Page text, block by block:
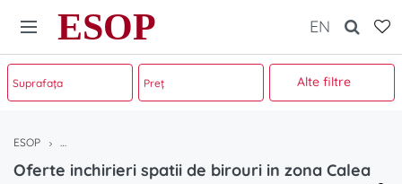
ESOP EN
Alte filtre
ESOP Oferte inchirieri spatii de birouri in zona Calea Calarasilor Bucuresti
Oferte inchirieri spatii de birouri in zona Calea